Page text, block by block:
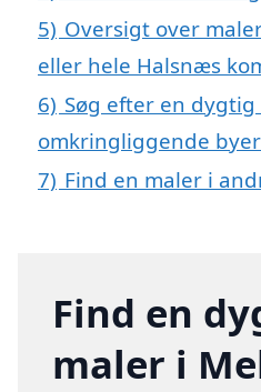
5) Oversigt over
eller hele Halsnæs
6) Søg efter en
omkringliggende
7) Find en maler i
Find en
maler i